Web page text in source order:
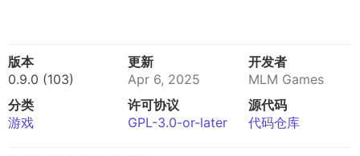
版本
0.9.0 (103)
更新
Apr 6, 2025
开发者
MLM Games
分类
游戏
许可协议
GPL-3.0-or-later
源代码
代码仓库